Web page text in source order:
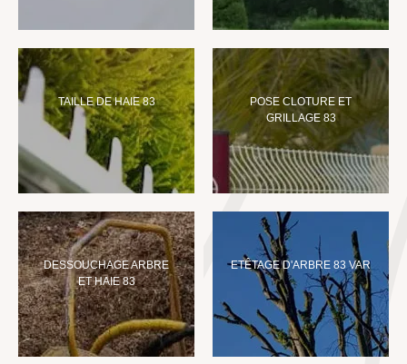
TAILLE DE HAIE 83
POSE CLOTURE ET
GRILLAGE 83
DESSOUCHAGE ARBRE
ET HAIE 83
ETÊTAGE D'ARBRE 83 VAR